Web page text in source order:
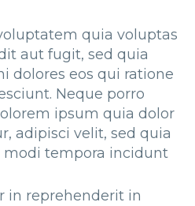
quia voluptas
aut fugit, sed quia
dolores eos qui ratione
Neque porro
ipsum quia dolor
adipisci velit, sed quia
tempora incidunt
in reprehenderit in